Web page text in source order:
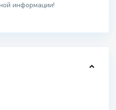
информации!